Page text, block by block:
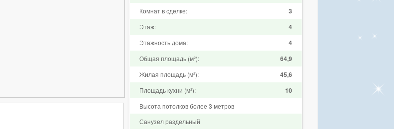
Комнат в сделке: 3
Этаж: 4
Этажность дома: 4
Общая площадь (м²): 64,9
Жилая площадь (м²): 45,6
Площадь кухни (м²): 10
Высота потолков более 3 метров
Санузел раздельный